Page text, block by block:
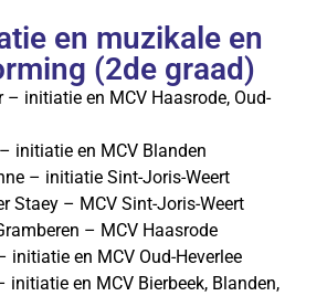
en muzikale en
(2de graad)
– initiatie en MCV Haasrode, Oud-
initiatie en MCV Blanden
– initiatie Sint-Joris-Weert
Staey – MCV Sint-Joris-Weert
– MCV Haasrode
initiatie en MCV Oud-Heverlee
initiatie en MCV Bierbeek, Blanden,